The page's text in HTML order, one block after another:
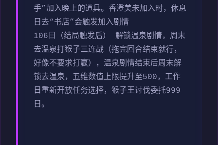
手”加入晚上的道具。香澄美未加入时，休息
日去“书店”会触发加入剧情
106日（结局触发后） 解锁温泉剧情，周末
去温泉打猴子三连战（拖完回合结束就行，
好像不要求打赢），温泉剧情结束后周末解
锁去温泉，五维数值上限提升至500，工作
日重新开放任务选择，猴子王讨伐委托999
日。